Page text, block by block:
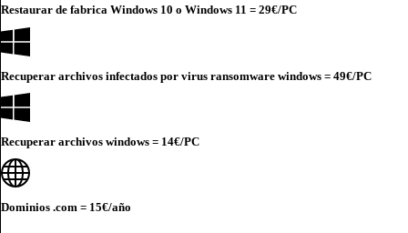
Restaurar de fabrica Windows 10 o Windows 11 = 29€/PC
Recuperar archivos infectados por virus ransomware windows = 49€/PC
Recuperar archivos windows = 14€/PC
Dominios .com = 15€/año